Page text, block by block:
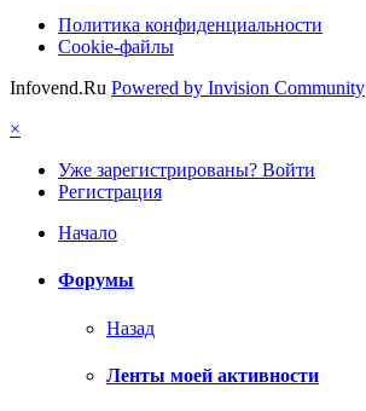
Политика конфиденциальности
Cookie-файлы
Infovend.Ru Powered by Invision Community
×
Уже зарегистрированы? Войти
Регистрация
Начало
Форумы
Назад
Ленты моей активности